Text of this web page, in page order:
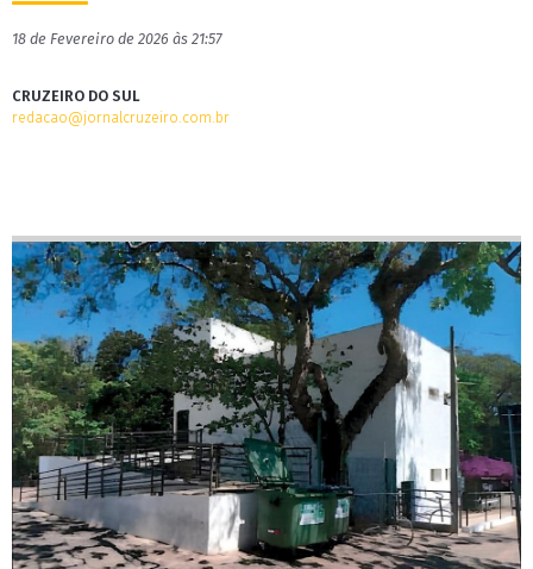
18 de Fevereiro de 2026 às 21:57
CRUZEIRO DO SUL
redacao@jornalcruzeiro.com.br